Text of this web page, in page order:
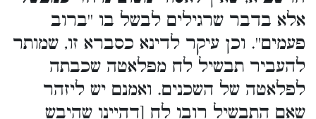
אלא בדבר שרגילים לבשל בו ''ברוב
פעמים''. וכן עיקר לדינא כסברא זו, שמותר
להעביר תבשיל לח מפלאטה שכבתה
לפלאטה של השכנים. ואמנם יש ליזהר
שאם התבשיל רובו לח [דהיינו שהיבש